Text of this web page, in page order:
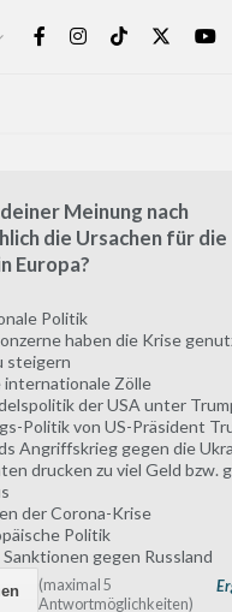
Meinung nach
die Ursachen für die
Europa?
Politik
haben die Krise
steigern
internationale Zölle
der USA unter
Politik von US-Präsident
Angriffskrieg gegen die
drucken zu viel Geld bzw.
der Corona-Krise
Politik
Sanktionen gegen Russland
(maximal 5
Antwortmöglichkeiten)